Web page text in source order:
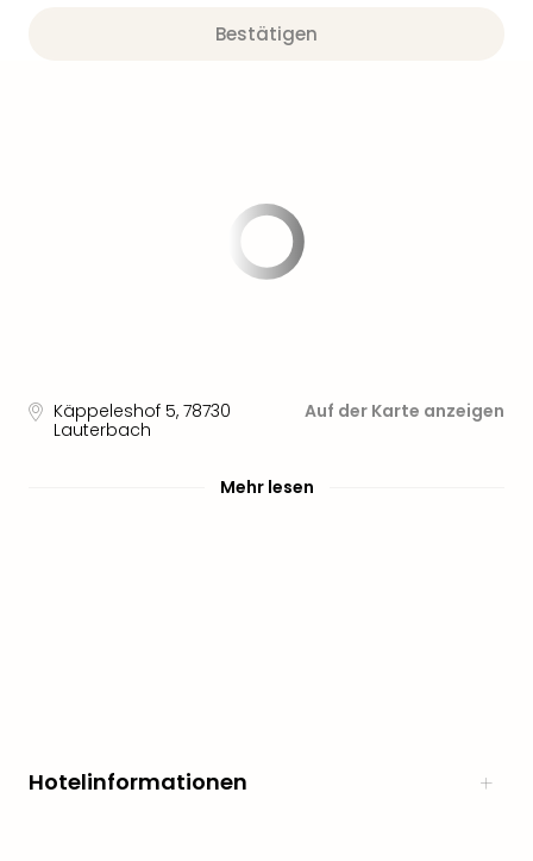
Bestätigen
Käppeleshof 5, 78730
Lauterbach
Auf der Karte anzeigen
Mehr lesen
Hotelinformationen